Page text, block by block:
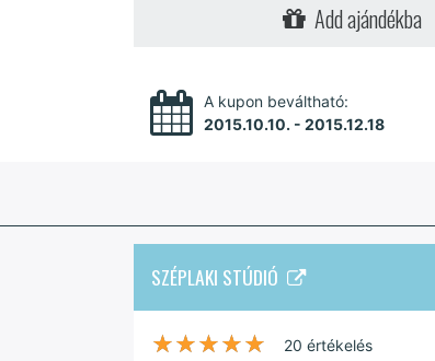
Add ajándékba
A kupon beváltható:
2015.10.10. - 2015.12.18
SZÉPLAKI STÚDIÓ
★★★★★
★★★★★ 20 értékelés